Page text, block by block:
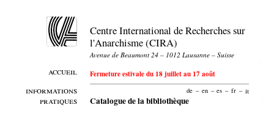
accueil
informations
pratiques
Centre International de Recherches sur
l'Anarchisme (CIRA)
Avenue de Beaumont 24 – 1012 Lausanne – Suisse
Fermeture estivale du 18 juillet au 17 août
de – en – es – fr – it
Catalogue de la bibliothèque